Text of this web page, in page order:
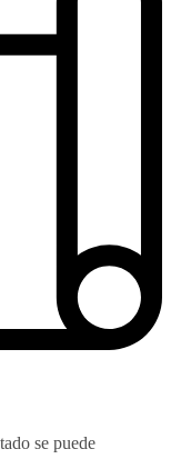
se puede